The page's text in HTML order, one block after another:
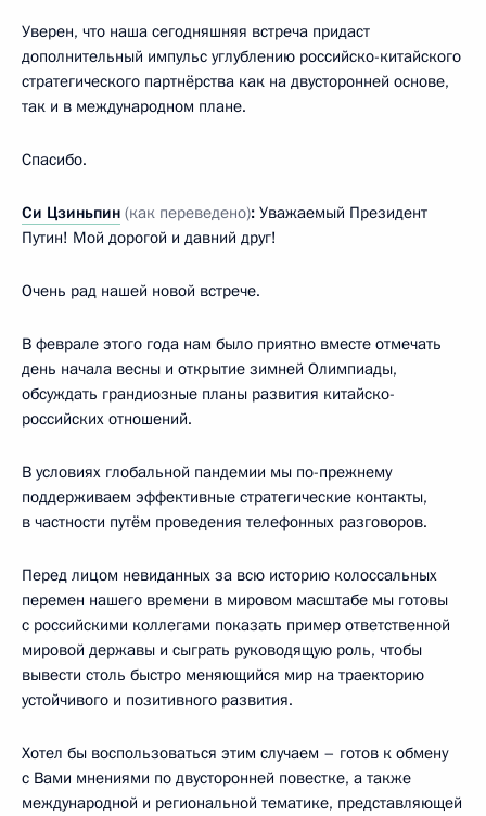
Уверен, что наша сегодняшняя встреча придаст
дополнительный импульс углублению российско-китайского
стратегического партнёрства как на двусторонней основе,
так и в международном плане.
Спасибо.
Си Цзиньпин (как переведено): Уважаемый Президент
Путин! Мой дорогой и давний друг!
Очень рад нашей новой встрече.
В феврале этого года нам было приятно вместе отмечать
день начала весны и открытие зимней Олимпиады,
обсуждать грандиозные планы развития китайско-
российских отношений.
В условиях глобальной пандемии мы по-прежнему
поддерживаем эффективные стратегические контакты,
в частности путём проведения телефонных разговоров.
Перед лицом невиданных за всю историю колоссальных
перемен нашего времени в мировом масштабе мы готовы
с российскими коллегами показать пример ответственной
мировой державы и сыграть руководящую роль, чтобы
вывести столь быстро меняющийся мир на траекторию
устойчивого и позитивного развития.
Хотел бы воспользоваться этим случаем – готов к обмену
с Вами мнениями по двусторонней повестке, а также
международной и региональной тематике, представляющей